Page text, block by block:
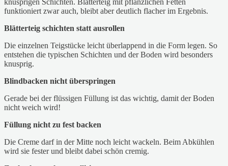
funktioniert zwar auch, bleibt aber deutlich flacher im Ergebnis.
Blätterteig schichten statt ausrollen
Die einzelnen Teigstücke leicht überlappend in die Form legen. So
entstehen die typischen Schichten und der Boden wird besonders
knusprig.
Blindbacken nicht überspringen
Gerade bei der flüssigen Füllung ist das wichtig, damit der Boden
nicht weich wird!
Füllung nicht zu fest backen
Die Creme darf in der Mitte noch leicht wackeln. Beim Abkühlen
wird sie fester und bleibt dabei schön cremig.